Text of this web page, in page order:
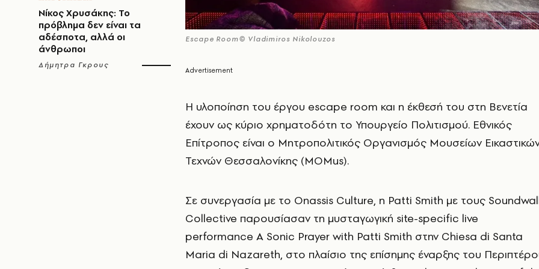
Νίκος Χρυσάκης: Το
πρόβλημα δεν είναι τα
αδέσποτα, αλλά οι
άνθρωποι
Δήμητρα Γκρους
Escape Room© Vladimiros Nikolouzos
Η υλοποίηση του έργου escape room και η έκθεσή του στη Βενετία
έχουν ως κύριο χρηματοδότη το Υπουργείο Πολιτισμού. Εθνικός
Επίτροπος είναι ο Μητροπολιτικός Οργανισμός Μουσείων
Τεχνών Θεσσαλονίκης (MOMus).
Σε συνεργασία με το Onassis Culture, η Patti Smith με τους
Collective παρουσίασαν τη μυσταγωγική site-specific live
performance A Sonic Prayer with Patti Smith στην Chiesa di Santa
Maria di Nazareth, στο πλαίσιο της επίσημης έναρξης του